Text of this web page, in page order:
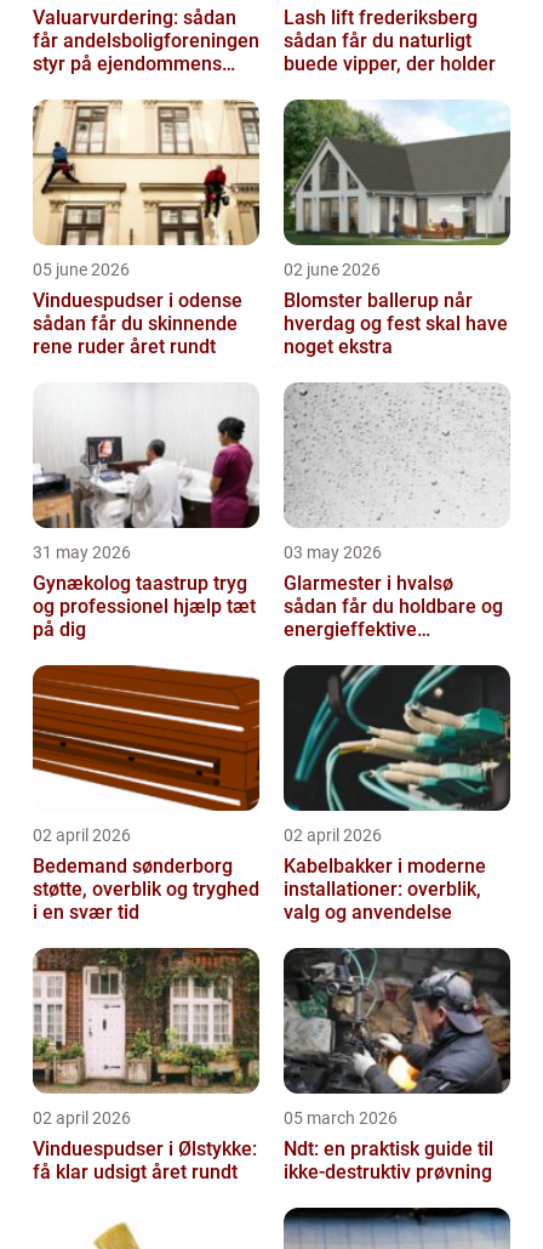
Valuarvurdering: sådan
får andelsboligforeningen
styr på ejendommens
Lash lift frederiksberg
sådan får du naturligt
buede vipper, der holder
05 june 2026
Vinduespudser i odense
sådan får du skinnende
rene ruder året rundt
02 june 2026
Blomster ballerup når
hverdag og fest skal have
noget ekstra
31 may 2026
Gynækolog taastrup tryg
og professionel hjælp tæt
på dig
03 may 2026
Glarmester i hvalsø
sådan får du holdbare og
energieffektive
02 april 2026
Bedemand sønderborg
støtte, overblik og tryghed
i en svær tid
02 april 2026
Kabelbakker i moderne
installationer: overblik,
valg og anvendelse
02 april 2026
Vinduespudser i Ølstykke:
få klar udsigt året rundt
05 march 2026
Ndt: en praktisk guide til
ikke-destruktiv prøvning